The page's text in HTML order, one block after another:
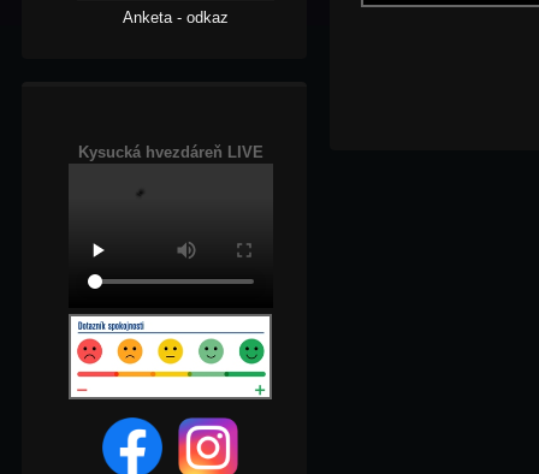
Anketa - odkaz
Kysucká hvezdáreň LIVE